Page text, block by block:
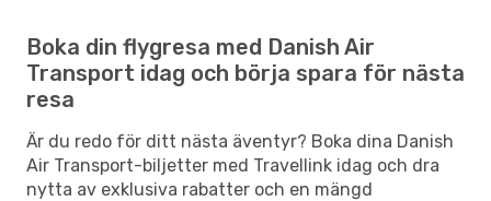
Boka din flygresa med Danish Air
Transport idag och börja spara för nästa
resa
Är du redo för ditt nästa äventyr? Boka dina Danish
Air Transport-biljetter med Travellink idag och dra
nytta av exklusiva rabatter och en mängd